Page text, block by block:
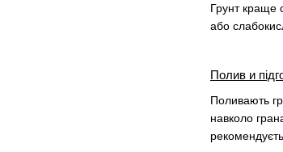
Грунт краще
або
Полив и
Поливають
навколо